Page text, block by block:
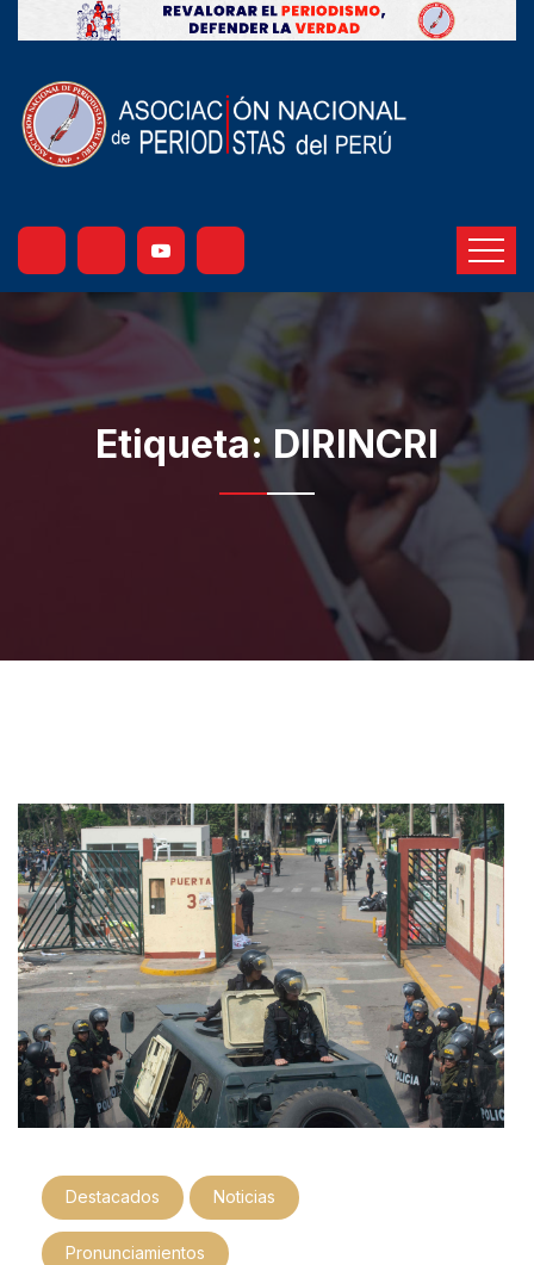
Etiqueta:DIRINCRI
Destacados Noticias
Pronunciamientos